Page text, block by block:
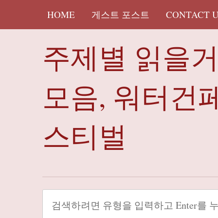
HOME 게스트 포스트 CONTACT
주제별 읽을
모음, 워터건
스티벌